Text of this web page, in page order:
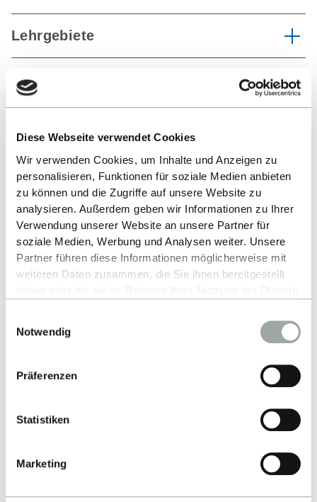
Diese Webseite verwendet Cookies
Wir verwenden Cookies, um Inhalte und Anzeigen zu
personalisieren, Funktionen für soziale Medien anbieten
zu können und die Zugriffe auf unsere Website zu
analysieren. Außerdem geben wir Informationen zu Ihrer
Verwendung unserer Website an unsere Partner für
soziale Medien, Werbung und Analysen weiter. Unsere
Partner führen diese Informationen möglicherweise mit
weiteren Daten zusammen, die Sie ihnen bereitgestellt
Alles zum Thema Cookies und personenbezogene
Datenverarbeitung entnehmen Sie unserer
Notwendig
Präferenzen
Statistiken
Marketing
Lehrgebiete
Publikationen
Nach oben